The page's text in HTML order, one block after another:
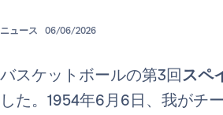
ニュース 06/06/2026
バスケットボールの第3回スペ
した。1954年6月6日、我がチ